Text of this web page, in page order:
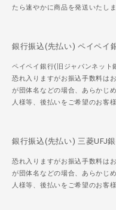
たら速やかに商品を発送いたし
銀行振込(先払い) ペイペイ
ペイペイ銀行(旧ジャパンネット
恐れ入りますがお振込手数料は
が団体名などの場合、あらかじ
人様等、後払いをご希望のお客
銀行振込(先払い) 三菱UFJ
恐れ入りますがお振込手数料は
が団体名などの場合、あらかじ
人様等、後払いをご希望のお客